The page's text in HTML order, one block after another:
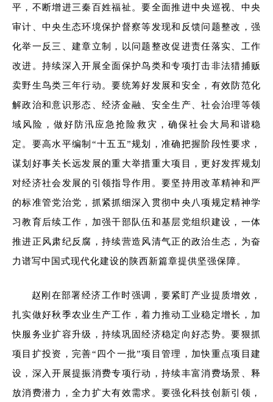
平，不断增进三秦百姓福祉。要全面推进中央巡视、中央
审计、中央生态环境保护督察等发现和反馈问题整改，强
化举一反三、建章立制，以问题整改促进责任落实、工作
改进。持续深入开展全面保护鸟类和专项打击非法猎捕贩
卖野生鸟类三年行动。要统筹好发展和安全，有效防范化
解政治和意识形态、经济金融、安全生产、社会治理等领
域风险，做好防汛应急抢险救灾，确保社会大局和谐稳
定。要高水平编制“十五五”规划，准确把握阶段性要求，
谋划好事关长远发展的重大举措重大项目，更好发挥规划
对经济社会发展的引领指导作用。要坚持用改革精神和严
的标准管党治党，抓紧抓细深入贯彻中央八项规定精神学
习教育后续工作，加强干部队伍和基层党组织建设，一体
推进正风肃纪反腐，持续营造风清气正的政治生态，为奋
力谱写中国式现代化建设的陕西新篇章提供坚强保障。
赵刚在部署经济工作时强调，要紧盯产业提质增效，
扎实做好秋季农业生产工作，着力推动工业稳定增长，加
快服务业扩容升级，持续巩固经济稳定向好态势。要狠抓
项目扩投资，完善“四个一批”项目管理，加快重点项目建
设，深入开展提振消费专项行动，持续丰富消费场景、释
放消费潜力，全力扩大有效需求。要强化科技创新引领，